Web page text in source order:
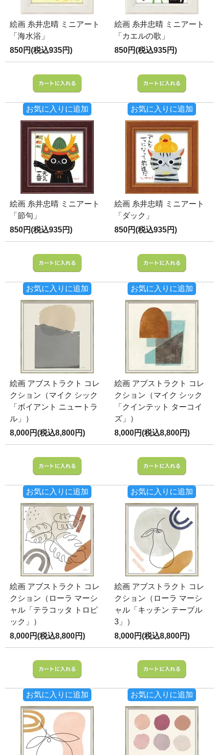
絵画 糸井忠晴 ミニアート
「海水浴」
850円(税込935円)
お気に入りに追加
絵画 糸井忠晴 ミニアート
「カエルの歌」
850円(税込935円)
お気に入りに追加
絵画 糸井忠晴 ミニアート
「節句」
850円(税込935円)
お気に入りに追加
絵画 糸井忠晴 ミニアート
「ダック」
850円(税込935円)
お気に入りに追加
絵画 アブストラクト コレ
クション（マイク シック
「ボイアント ニュートラ
ル」）
8,000円(税込8,800円)
お気に入りに追加
絵画 アブストラクト コレ
クション（マイク シック
「クインテット ターコイ
ズ」）
8,000円(税込8,800円)
お気に入りに追加
絵画 アブストラクト コレ
クション（ローラ マーシ
ャル「テラコッタ トロピ
ック」）
8,000円(税込8,800円)
お気に入りに追加
絵画 アブストラクト コレ
クション（ローラ マーシ
ャル「キッチン テーブル
3」）
8,000円(税込8,800円)
お気に入りに追加